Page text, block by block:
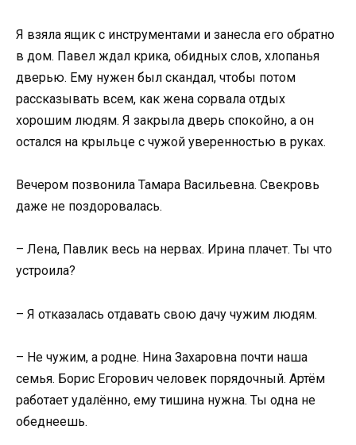
Я взяла ящик с инструментами и занесла его обратно
в дом. Павел ждал крика, обидных слов, хлопанья
дверью. Ему нужен был скандал, чтобы потом
рассказывать всем, как жена сорвала отдых
хорошим людям. Я закрыла дверь спокойно, а он
остался на крыльце с чужой уверенностью в руках.
Вечером позвонила Тамара Васильевна. Свекровь
даже не поздоровалась.
– Лена, Павлик весь на нервах. Ирина плачет. Ты что
устроила?
– Я отказалась отдавать свою дачу чужим людям.
– Не чужим, а родне. Нина Захаровна почти наша
семья. Борис Егорович человек порядочный. Артём
работает удалённо, ему тишина нужна. Ты одна не
обеднеешь.